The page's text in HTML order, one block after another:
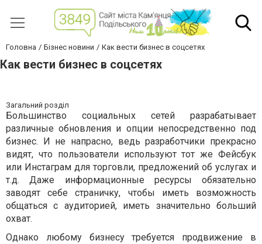
Головна Бізнес новини Как вести бизнес в соцсетях
Как вести бизнес в соцсетях
Загальний розділ
Большинство социальных сетей разрабатывает
различные обновления и опции непосредственно под
бизнес. И не напрасно, ведь разработчики прекрасно
видят, что пользователи используют тот же Фейсбук
или Инстаграм для торговли, предложений об услугах и
т.д. Даже информационные ресурсы обязательно
заводят себе страничку, чтобы иметь возможность
общаться с аудиторией, иметь значительно больший
охват.
Однако любому бизнесу требуется продвижение в